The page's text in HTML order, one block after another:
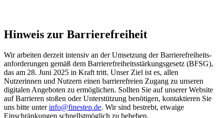
Hinweis zur Barrierefreiheit
Wir arbeiten derzeit intensiv an der Umsetzung der Barrierefreiheits­
anforderungen gemäß dem Barrierefreiheitsstärkungsgesetz (BFSG),
das am 28. Juni 2025 in Kraft tritt. Unser Ziel ist es, allen
Nutzerinnen und Nutzern einen barrierefreien Zugang zu unseren
digitalen Angeboten zu ermöglichen. Sollten Sie auf unserer Website
auf Barrieren stoßen oder Unterstützung benötigen, kontaktieren Sie
uns bitte unterinfo@finestep.de. Wir sind bestrebt, etwaige
Einschränkungen schnellstmöglich zu beheben.